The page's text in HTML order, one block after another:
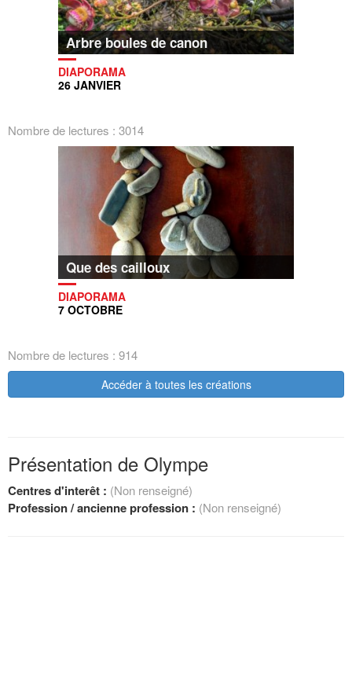
Arbre boules de canon
DIAPORAMA
26 JANVIER
Nombre de lectures : 3014
Que des cailloux
DIAPORAMA
7 OCTOBRE
Nombre de lectures : 914
Accéder à toutes les créations
Présentation de Olympe
Centres d'interêt : (Non renseigné)
Profession / ancienne profession : (Non renseigné)